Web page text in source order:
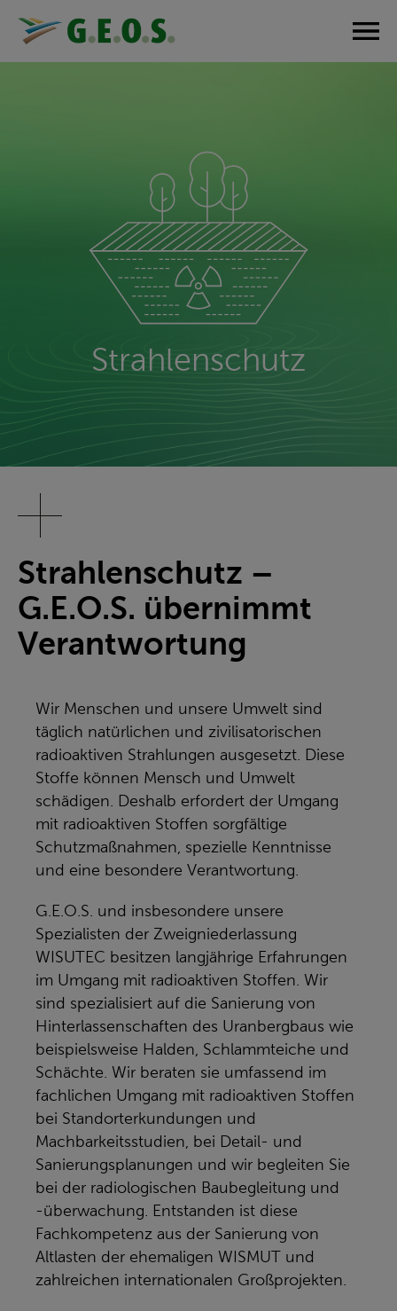
Strahlenschutz
Strahlenschutz –
G.E.O.S. übernimmt
Verantwortung
Wir Menschen und unsere Umwelt sind
täglich natürlichen und zivilisatorischen
radioaktiven Strahlungen ausgesetzt. Diese
Stoffe können Mensch und Umwelt
schädigen. Deshalb erfordert der Umgang
mit radioaktiven Stoffen sorgfältige
Schutzmaßnahmen, spezielle Kenntnisse
und eine besondere Verantwortung.
G.E.O.S. und insbesondere unsere
Spezialisten der Zweigniederlassung
WISUTEC besitzen langjährige Erfahrungen
im Umgang mit radioaktiven Stoffen. Wir
sind spezialisiert auf die Sanierung von
Hinterlassenschaften des Uranbergbaus wie
beispielsweise Halden, Schlammteiche und
Schächte. Wir beraten sie umfassend im
fachlichen Umgang mit radioaktiven Stoffen
bei Standorterkundungen und
Machbarkeitsstudien, bei Detail- und
Sanierungsplanungen und wir begleiten Sie
bei der radiologischen Baubegleitung und
-überwachung. Entstanden ist diese
Fachkompetenz aus der Sanierung von
Altlasten der ehemaligen WISMUT und
zahlreichen internationalen Großprojekten.